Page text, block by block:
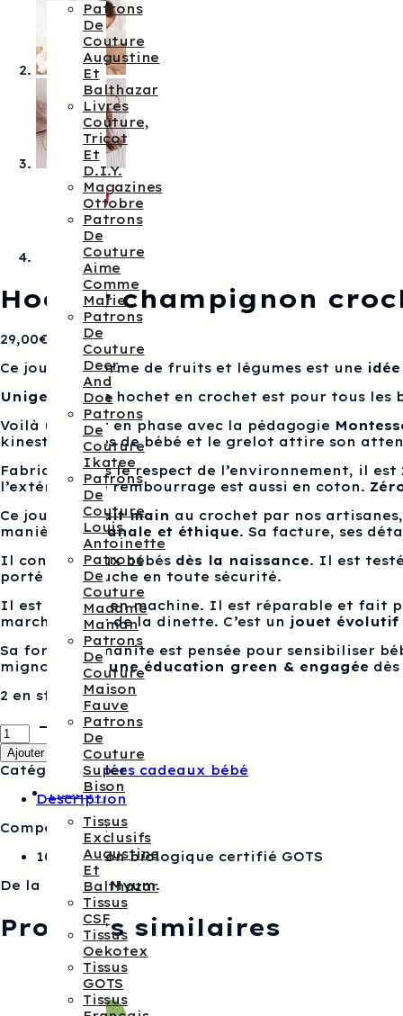
Patrons
De
Couture
Augustine
Et
Balthazar
Livres
Couture,
Tricot
Et
D.I.Y.
Magazines
Ottobre
Patrons
De
Couture
Aime
Comme
Marie
Patrons
De
Couture
Deer
And
Doe
Patrons
De
Couture
Ikatee
Patrons
De
Couture
Louis
Antoinette
Patrons
De
Couture
Madame
Maman
Patrons
De
Couture
Maison
Fauve
Patrons
De
Couture
Super
Bison
Tissus
Tissus
Exclusifs
Augustine
Et
Balthazar
Tissus
CSF
Tissus
Oekotex
Tissus
GOTS
Tissus
Hochet champignon
29,00€
Ce jouet en forme de fruits et légumes est une
Unigender, ce hochet en crochet est pour tous les
Voilà un jouet en phase avec la pédagogie
kinesthésiques de bébé et le grelot attire son
Fabriqué dans le respect de l’environnement, il est
l’extérieur. Le rembourrage est aussi en coton.
Ce jouet estfait main au crochet par nos
manière
artisanale et éthique. Sa facture, ses
Il convient aux bébés dès la naissance. Il est testé
porté à la bouche en toute sécurité.
Il est
lavableen machine. Il est réparable et fait
marchande et de la dinette. C’est un jouet évolutif
Sa forme d’amanite est pensée pour sensibiliser
mignon
pour une éducation green & engagée
2 en stock
quantité
de
Hochet
champignon
crochet
Myum
Ajouter au panier
Catégorie :Idées cadeaux bébé
Description
Composition :
100% coton biologique certifié GOTS
De la marque Myum.
Produits similaires